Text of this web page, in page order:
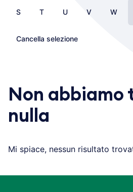
S T U V W
Cancella selezione
Non abbiamo
nulla
Mi spiace, nessun risultato